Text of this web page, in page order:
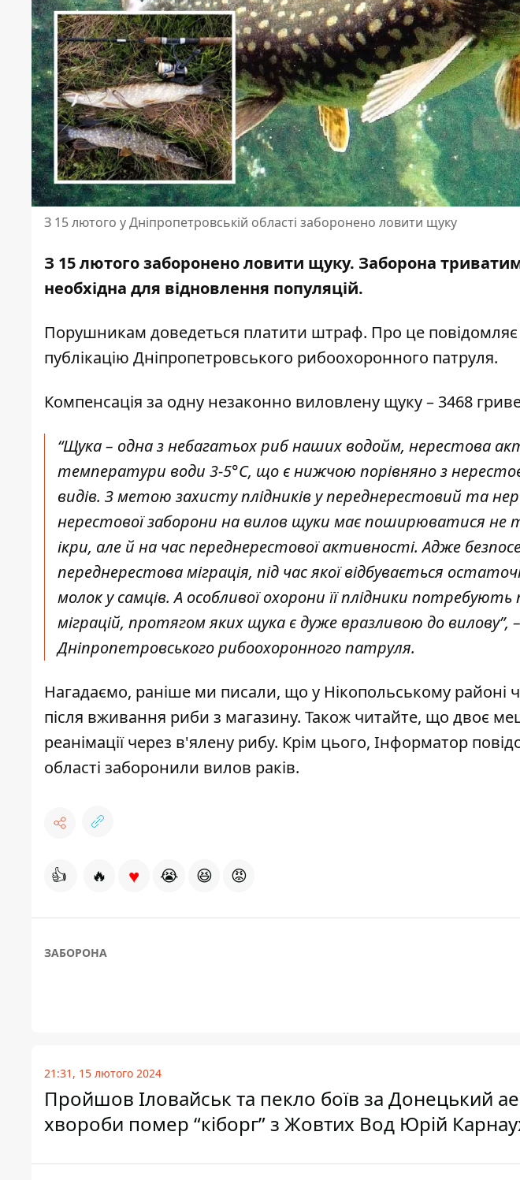
З 15 лютого у Дніпропетровській області заборонено ловити щуку
З 15 лютого заборонено ловити щуку. Заборона
необхідна для відновлення популяцій.
Порушникам доведеться платити штраф. Про це
публікацію Дніпропетровського рибоохоронного патруля.
Компенсація за одну незаконно виловлену щуку – 3468
“Щука – одна з небагатьох риб наших водойм, нерестова
температури води 3-5°C, що є нижчою порівняно з
видів. З метою захисту плідників у переднерестовий та
нерестової заборони на вилов щуки має поширюватися не
ікри, але й на час переднерестової активності. Адже
переднерестова міграція, під час якої відбувається
молок у самців. А особливої охорони її плідники
міграцій, протягом яких щука є дуже вразливою до вилову”,
Дніпропетровського рибоохоронного патруля.
Нагадаємо, раніше ми писали, що у Нікопольському районі
після вживання риби з магазину. Також читайте, що двоє
реанімації через в'ялену рибу. Крім цього, Інформатор
області заборонили вилов раків.
👍 🔥 ♥ 😭 😆 😡
ЗАБОРОНА
21:31, 15 лютого 2024
Пройшов Іловайськ та пекло боїв за Донецький
хвороби помер “кіборг” з Жовтих Вод Юрій